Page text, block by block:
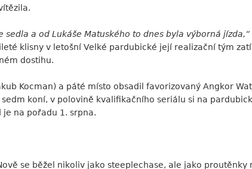
a od Lukáše Matuského to dnes byla výborná jízda,“
klisny v letošní Velké pardubické její realizační tým
dostihu.
Kocman) a páté místo obsadil favorizovaný Angkor
koní, v polovině kvalifikačního seriálu si na
na pořadu 1. srpna.
se běžel nikoliv jako steeplechase, ale jako proutěnky